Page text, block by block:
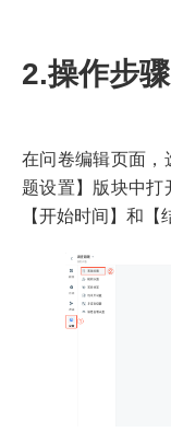
2.操作步骤
在问卷编辑页面
题设置】版块中打
【开始时间】和【